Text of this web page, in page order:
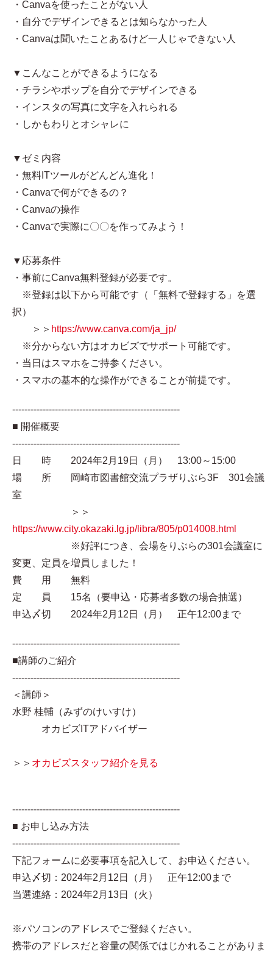
・Canvaを使ったことがない人
・自分でデザインできるとは知らなかった人
・Canvaは聞いたことあるけど一人じゃできない人
▼こんなことができるようになる
・チラシやポップを自分でデザインできる
・インスタの写真に文字を入れられる
・しかもわりとオシャレに
▼ゼミ内容
・無料ITツールがどんどん進化！
・Canvaで何ができるの？
・Canvaの操作
・Canvaで実際に〇〇を作ってみよう！
▼応募条件
・事前にCanva無料登録が必要です。
※登録は以下から可能です（「無料で登録する」を選
択）
＞＞ https://www.canva.com/ja_jp/
※分からない方はオカビズでサポート可能です。
・当日はスマホをご持参ください。
・スマホの基本的な操作ができることが前提です。
-------------------------------------------------------
■ 開催概要
-------------------------------------------------------
日 時 2024年2月19日（月） 13:00～15:00
場 所 岡崎市図書館交流プラザりぶら3F 301会議
室
＞＞
https://www.city.okazaki.lg.jp/libra/805/p014008.html
※好評につき、会場をりぶらの301会議室に
変更、定員を増員しました！
費 用 無料
定 員 15名（要申込・応募者多数の場合抽選）
申込〆切 2024年2月12日（月） 正午12:00まで
-------------------------------------------------------
■講師のご紹介
-------------------------------------------------------
＜講師＞
水野 桂輔（みずのけいすけ）
オカビズITアドバイザー
＞＞ オカビズスタッフ紹介を見る
-------------------------------------------------------
■ お申し込み方法
-------------------------------------------------------
下記フォームに必要事項を記入して、お申込ください。
申込〆切：2024年2月12日（月） 正午12:00まで
当選連絡：2024年2月13日（火）
※パソコンのアドレスでご登録ください。
携帯のアドレスだと容量の関係ではじかれることがありま